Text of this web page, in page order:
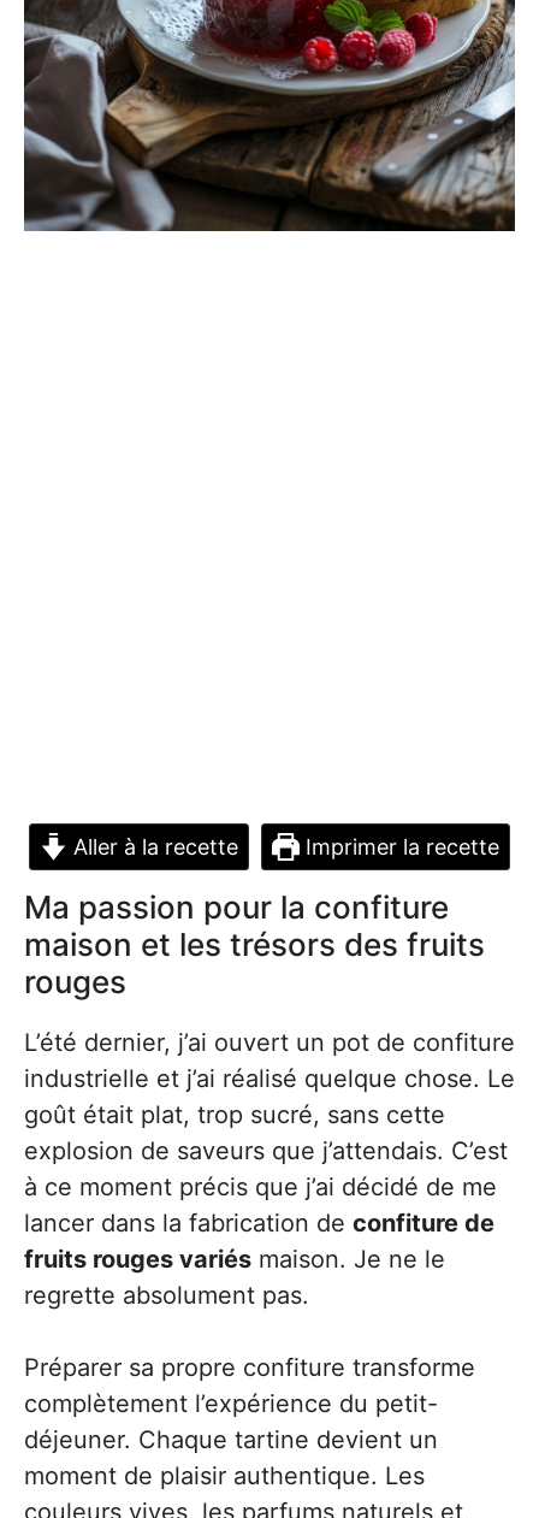
Aller à la recette Imprimer la recette
Ma passion pour la confiture
maison et les trésors des fruits
rouges
L’été dernier, j’ai ouvert un pot de confiture
industrielle et j’ai réalisé quelque chose. Le
goût était plat, trop sucré, sans cette
explosion de saveurs que j’attendais. C’est
à ce moment précis que j’ai décidé de me
lancer dans la fabrication de confiture de
fruits rouges variés maison. Je ne le
regrette absolument pas.
Préparer sa propre confiture transforme
complètement l’expérience du petit-
déjeuner. Chaque tartine devient un
moment de plaisir authentique. Les
couleurs vives, les parfums naturels et